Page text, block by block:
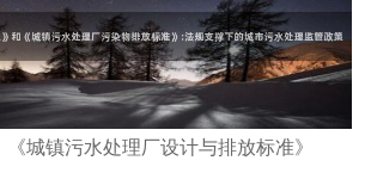
《城镇污水处理厂设计与排放标准》